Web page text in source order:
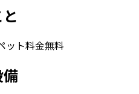
ット料金無料